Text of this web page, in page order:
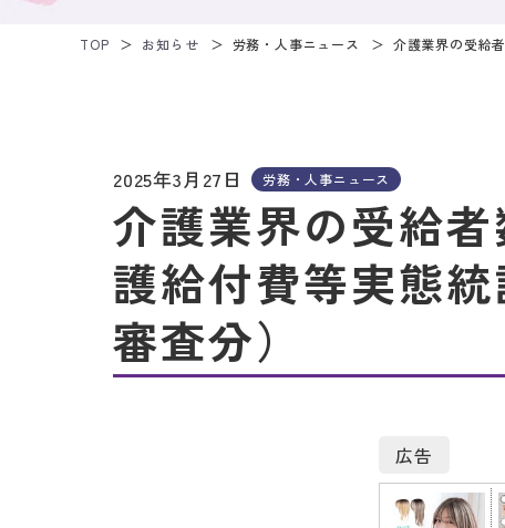
TOP お知らせ 労務・人事ニュース 介護業界の受給
2025年3月27日 労務・人事ニュース
介護業界の受給
護給付費等実態
審査分）
広告